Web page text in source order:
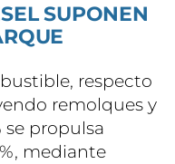
SUPONEN
respecto
remolques y
se propulsa
mediante